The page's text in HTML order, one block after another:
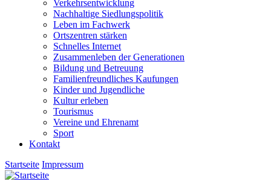
Verkehrsentwicklung
Nachhaltige Siedlungspolitik
Leben im Fachwerk
Ortszentren stärken
Schnelles Internet
Zusammenleben der Generationen
Bildung und Betreuung
Familienfreundliches Kaufungen
Kinder und Jugendliche
Kultur erleben
Tourismus
Vereine und Ehrenamt
Sport
Kontakt
Startseite Impressum